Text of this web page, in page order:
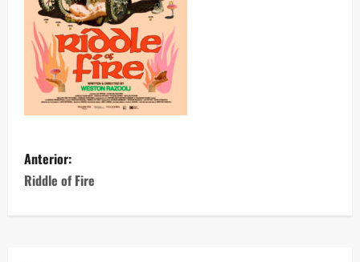
Anterior:
Riddle of Fire